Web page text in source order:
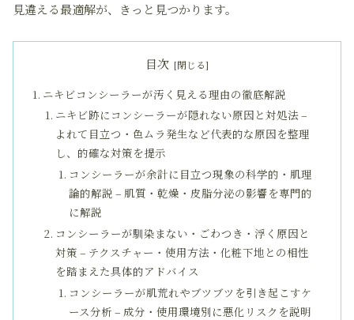
見違える最適解が、きっと見つかります。
目次
ニキビコンシーラーが汚く見える理由の徹底解説
ニキビ跡にコンシーラーが隠れない原因と対処法 –
よれて目立つ・色ムラ発生など代表的な原因を整理
し、的確な対策を提示
コンシーラーが余計に目立つ現象の科学的・肌理
論的解説 – 肌質・乾燥・皮脂分泌の影響を専門的
に解説
コンシーラーが馴染まない・ごわつき・浮く原因と
対策 – テクスチャー・使用方法・化粧下地との相性
を踏まえた具体的アドバイス
コンシーラーが肌荒れやブツブツを引き起こすケ
ース分析 – 成分・使用環境別に悪化リスクを説明